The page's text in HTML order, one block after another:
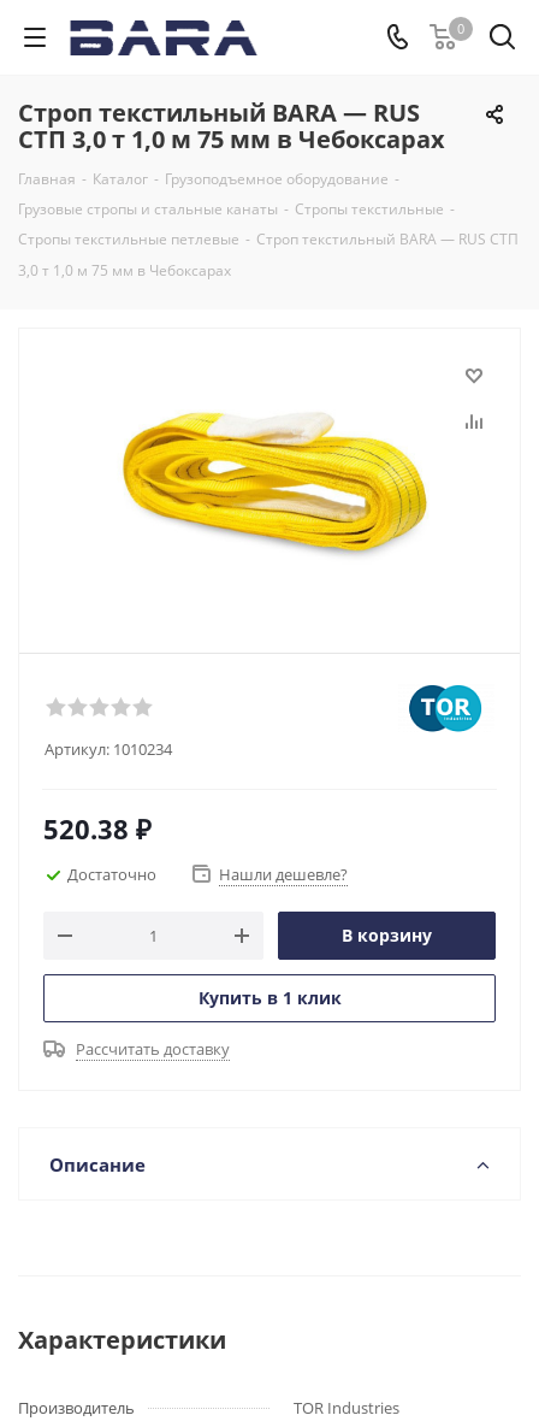
0
Строп текстильный BARA — RUS
СТП 3,0 т 1,0 м 75 мм в Чебоксарах
Главная - Каталог - Грузоподъемное оборудование -
Грузовые стропы и стальные канаты - Стропы текстильные -
Стропы текстильные петлевые - Строп текстильный BARA — RUS СТП
3,0 т 1,0 м 75 мм в Чебоксарах
Артикул: 1010234
520.38 ₽
Достаточно Нашли дешевле?
В корзину
Купить в 1 клик
Рассчитать доставку
Описание
Характеристики
Производитель
TOR Industries